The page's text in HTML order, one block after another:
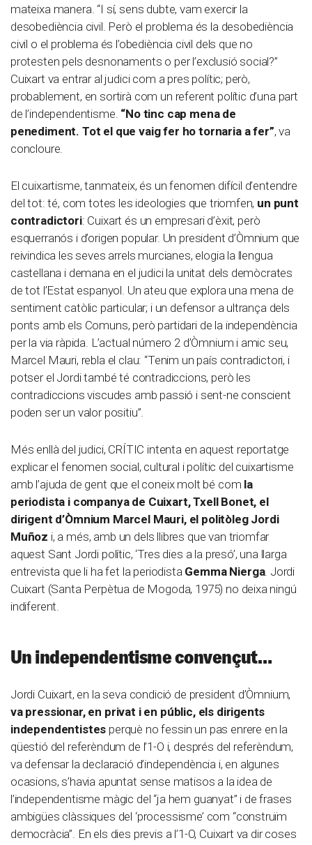
mateixa manera. “I sí, sens dubte, vam exercir la
desobediència civil. Però el problema és la desobediència
civil o el problema és l’obediència civil dels que no
protesten pels desnonaments o per l’exclusió social?”
Cuixart va entrar al judici com a pres polític; però,
probablement, en sortirà com un referent polític d’una part
de l’independentisme. “No tinc cap mena de
penediment. Tot el que vaig fer ho tornaria a fer”, va
concloure.
El cuixartisme, tanmateix, és un fenomen difícil d’entendre
del tot: té, com totes les ideologies que triomfen, un punt
contradictori: Cuixart és un empresari d’èxit, però
esquerranós i d’origen popular. Un president d’Òmnium que
reivindica les seves arrels murcianes, elogia la llengua
castellana i demana en el judici la unitat dels demòcrates
de tot l’Estat espanyol. Un ateu que explora una mena de
sentiment catòlic particular; i un defensor a ultrança dels
ponts amb els Comuns, però partidari de la independència
per la via ràpida. L’actual número 2 d’Òmnium i amic seu,
Marcel Mauri, rebla el clau: “Tenim un país contradictori, i
potser el Jordi també té contradiccions, però les
contradiccions viscudes amb passió i sent-ne conscient
poden ser un valor positiu”.
Més enllà del judici, CRÍTIC intenta en aquest reportatge
explicar el fenomen social, cultural i polític del cuixartisme
amb l’ajuda de gent que el coneix molt bé com la
periodista i companya de Cuixart, Txell Bonet, el
dirigent d’Òmnium Marcel Mauri, el politòleg Jordi
Muñoz i, a més, amb un dels llibres que van triomfar
aquest Sant Jordi polític, ‘Tres dies a la presó’, una llarga
entrevista que li ha fet la periodista Gemma Nierga. Jordi
Cuixart (Santa Perpètua de Mogoda, 1975) no deixa ningú
indiferent.
Un independentisme convençut…
Jordi Cuixart, en la seva condició de president d’Òmnium,
va pressionar, en privat i en públic, els dirigents
independentistes perquè no fessin un pas enrere en la
qüestió del referèndum de l’1-O i, després del referèndum,
va defensar la declaració d’independència i, en algunes
ocasions, s’havia apuntat sense matisos a la idea de
l’independentisme màgic del “ja hem guanyat” i de frases
ambigües clàssiques del ‘processisme’ com “construïm
democràcia”. En els dies previs a l’1-O, Cuixart va dir coses